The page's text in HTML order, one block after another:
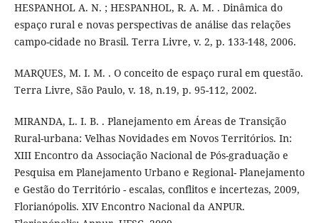
HESPANHOL A. N. ; HESPANHOL, R. A. M. . Dinâmica do
espaço rural e novas perspectivas de análise das relações
campo-cidade no Brasil. Terra Livre, v. 2, p. 133-148, 2006.
MARQUES, M. I. M. . O conceito de espaço rural em questão.
Terra Livre, São Paulo, v. 18, n.19, p. 95-112, 2002.
MIRANDA, L. I. B. . Planejamento em Áreas de Transição
Rural-urbana: Velhas Novidades em Novos Territórios. In:
XIII Encontro da Associação Nacional de Pós-graduação e
Pesquisa em Planejamento Urbano e Regional- Planejamento
e Gestão do Território - escalas, conflitos e incertezas, 2009,
Florianópolis. XIV Encontro Nacional da ANPUR.